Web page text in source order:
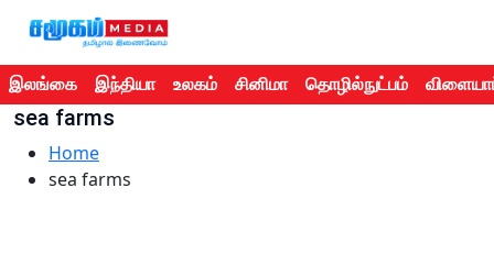
இலங்கை இந்தியா உலகம் சினிமா தொழில்நுட்பம்
sea farms
Home
sea farms